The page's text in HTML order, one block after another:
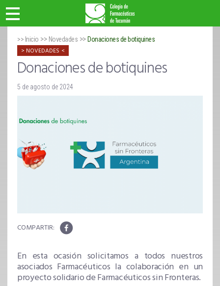
>> Inicio >> Novedades >> Donaciones de botiquines
NOVEDADES
Donaciones de botiquines
5 de agosto de 2024
En esta ocasión solicitamos a todos nuestros
asociados Farmacéuticos la colaboración en un
proyecto solidario de Farmacéuticos sin Fronteras.